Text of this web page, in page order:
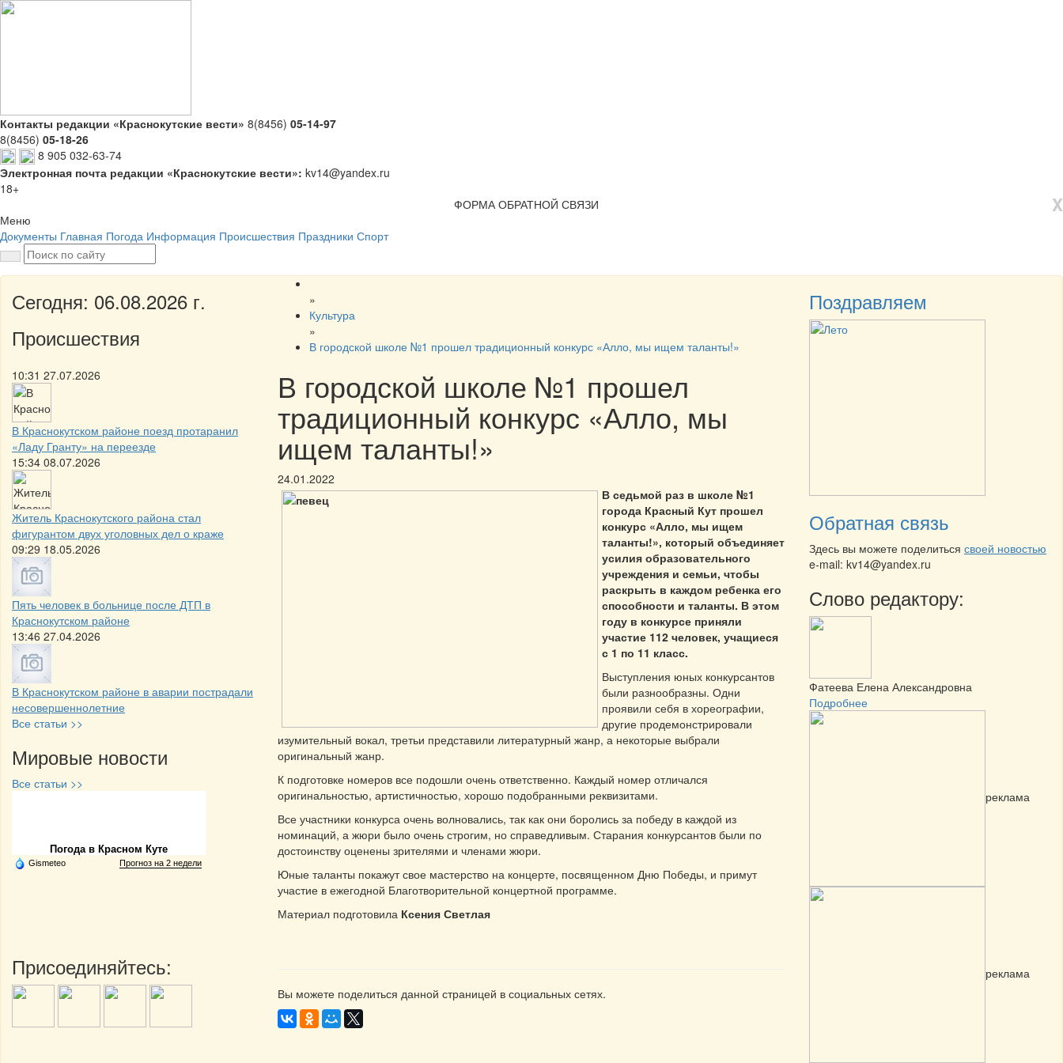
Контакты редакции «Краснокутские вести» 8(8456) 05-14-97
8(8456) 05-18-26
8 905 032-63-74
Электронная почта редакции «Краснокутские вести»: kv14@yandex.ru
18+
X
ФОРМА ОБРАТНОЙ СВЯЗИ
Меню
Документы Главная Погода Информация Происшествия Праздники Спорт
Сегодня: 06.08.2026 г.
Происшествия
10:31 27.07.2026
В Краснокутском районе поезд протаранил
«Ладу Гранту» на переезде
15:34 08.07.2026
Житель Краснокутского района стал
фигурантом двух уголовных дел о краже
09:29 18.05.2026
Пять человек в больнице после ДТП в
Краснокутском районе
13:46 27.04.2026
В Краснокутском районе в аварии пострадали
несовершеннолетние
Все статьи >>
Мировые новости
Все статьи >>
Погода в Красном Куте
Gismeteo Прогноз на 2 недели
Присоединяйтесь:
»
Культура
»
В городской школе №1 прошел традиционный конкурс «Алло, мы ищем таланты!»
В городской школе №1 прошел
традиционный конкурс «Алло, мы
ищем таланты!»
24.01.2022
В седьмой раз в школе №1
города Красный Кут прошел
конкурс «Алло, мы ищем
таланты!», который объединяет
усилия образовательного
учреждения и семьи, чтобы
раскрыть в каждом ребенка его
способности и таланты. В этом
году в конкурсе приняли
участие 112 человек, учащиеся
с 1 по 11 класс.
Выступления юных конкурсантов
были разнообразны. Одни
проявили себя в хореографии,
другие продемонстрировали
изумительный вокал, третьи представили литературный жанр, а некоторые выбрали
оригинальный жанр.
К подготовке номеров все подошли очень ответственно. Каждый номер отличался
оригинальностью, артистичностью, хорошо подобранными реквизитами.
Все участники конкурса очень волновались, так как они боролись за победу в каждой из
номинаций, а жюри было очень строгим, но справедливым. Старания конкурсантов были по
достоинству оценены зрителями и членами жюри.
Юные таланты покажут свое мастерство на концерте, посвященном Дню Победы, и примут
участие в ежегодной Благотворительной концертной программе.
Материал подготовила Ксения Светлая
Вы можете поделиться данной страницей в социальных сетях.
Поздравляем
Обратная связь
Здесь вы можете поделиться своей новостью
e-mail: kv14@yandex.ru
Слово редактору:
Фатеева Елена Александровна
Подробнее
реклама
реклама